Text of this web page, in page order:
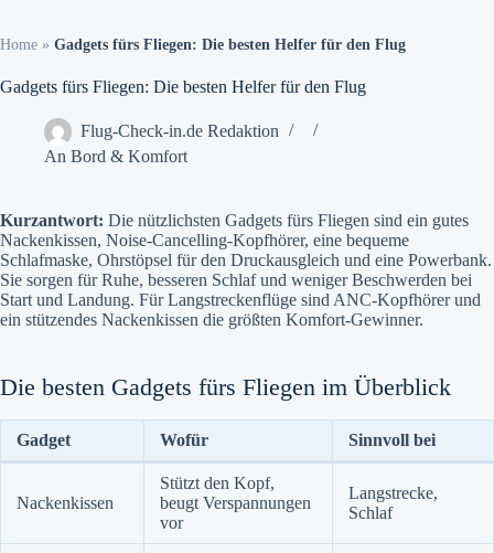
Home » Gadgets fürs Fliegen: Die besten Helfer für den Flug
Gadgets fürs Fliegen: Die besten Helfer für den Flug
Flug-Check-in.de Redaktion
An Bord & Komfort
Kurzantwort: Die nützlichsten Gadgets fürs Fliegen sind ein gutes
Nackenkissen, Noise-Cancelling-Kopfhörer, eine bequeme
Schlafmaske, Ohrstöpsel für den Druckausgleich und eine Powerbank.
Sie sorgen für Ruhe, besseren Schlaf und weniger Beschwerden bei
Start und Landung. Für Langstreckenflüge sind ANC-Kopfhörer und
ein stützendes Nackenkissen die größten Komfort-Gewinner.
Die besten Gadgets fürs Fliegen im Überblick
Gadget Wofür Sinnvoll bei
Nackenkissen
Stützt den Kopf,
beugt Verspannungen
vor
Langstrecke,
Schlaf